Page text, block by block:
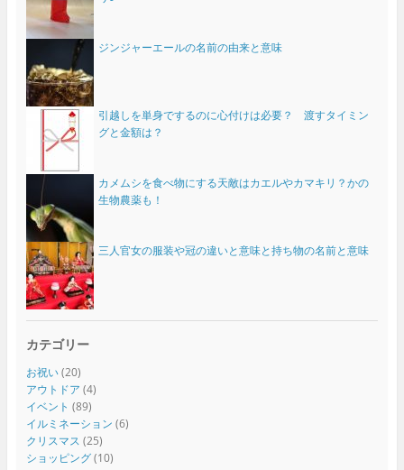
ジンジャーエールの名前の由来と意味
引越しを単身でするのに心付けは必要？ 渡すタイミン
グと金額は？
カメムシを食べ物にする天敵はカエルやカマキリ？かの
生物農薬も！
三人官女の服装や冠の違いと意味と持ち物の名前と意味
カテゴリー
お祝い(20)
アウトドア (4)
イベント (89)
イルミネーション (6)
クリスマス (25)
ショッピング(10)